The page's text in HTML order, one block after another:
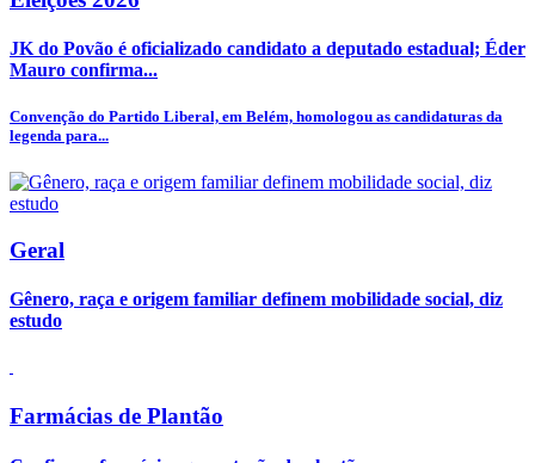
JK do Povão é oficializado candidato a deputado estadual; Éder
Mauro confirma...
Convenção do Partido Liberal, em Belém, homologou as candidaturas da
legenda para...
Geral
Gênero, raça e origem familiar definem mobilidade social, diz
estudo
Farmácias de Plantão